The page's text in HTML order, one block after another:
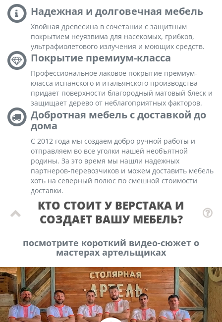
Надежная и долговечная мебель
Хвойная древесина в сочетании с защитным
покрытием неуязвима для насекомых, грибков,
ультрафиолетового излучения и моющих средств.
Покрытие премиум-класса
Профессиональное лаковое покрытие премиум-
класса испанского и итальянского производства
придает поверхности благородный матовый блеск и
защищает дерево от неблагоприятных факторов.
Добротная мебель с доставкой до
дома
С 2012 года мы создаем добро ручной работы и
отправляем во все уголки нашей необъятной
родины. За это время мы нашли надежных
партнеров-перевозчиков и можем доставить мебель
хоть на северный полюс по смешной стоимости
доставки.
КТО СТОИТ У ВЕРСТАКА И
СОЗДАЕТ ВАШУ МЕБЕЛЬ?
посмотрите короткий видео-сюжет о
мастерах артельщиках